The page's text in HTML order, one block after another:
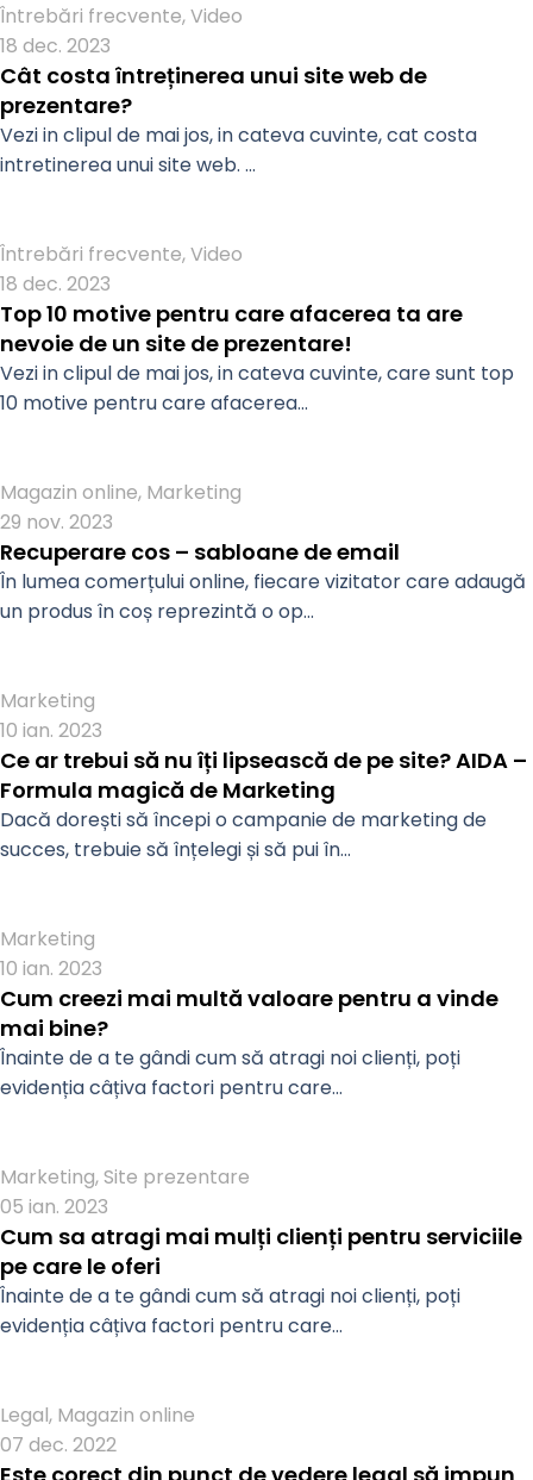
Întrebări frecvente,Video
18 dec. 2023
Cât costa întreținerea unui site web de
prezentare?
Vezi in clipul de mai jos, in cateva cuvinte, cat costa
intretinerea unui site web. ...
Întrebări frecvente,Video
18 dec. 2023
Top 10 motive pentru care afacerea ta are
nevoie de un site de prezentare!
Vezi in clipul de mai jos, in cateva cuvinte, care sunt top
10 motive pentru care afacerea...
Magazin online, Marketing
29 nov. 2023
Recuperare cos – sabloane de email
În lumea comerțului online, fiecare vizitator care adaugă
un produs în coș reprezintă o op...
Marketing
10 ian. 2023
Ce ar trebui să nu îți lipsească de pe site? AIDA –
Formula magică de Marketing
Dacă dorești să începi o campanie de marketing de
succes, trebuie să înțelegi și să pui în...
Marketing
10 ian. 2023
Cum creezi mai multă valoare pentru a vinde
mai bine?
Înainte de a te gândi cum să atragi noi clienți, poți
evidenția câțiva factori pentru care...
Marketing, Site prezentare
05 ian. 2023
Cum sa atragi mai mulți clienți pentru serviciile
pe care le oferi
Înainte de a te gândi cum să atragi noi clienți, poți
evidenția câțiva factori pentru care...
Legal, Magazin online
07 dec. 2022